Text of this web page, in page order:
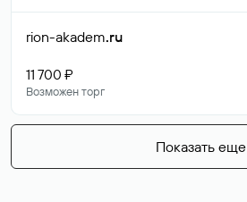
rion-akadem.ru
11 700 ₽
Возможен торг
Показать еще